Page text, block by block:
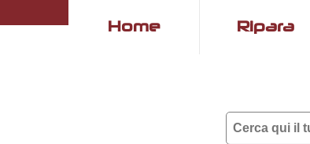
Home Ripara